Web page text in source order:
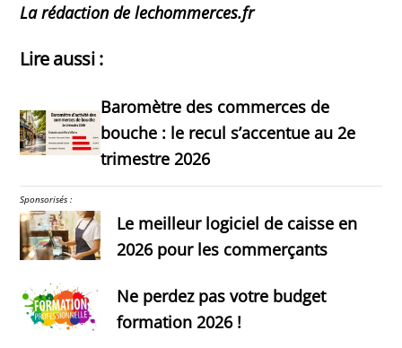
La rédaction de lechommerces.fr
Lire aussi :
Baromètre des commerces de
bouche : le recul s’accentue au 2e
trimestre 2026
Sponsorisés :
Le meilleur logiciel de caisse en
2026 pour les commerçants
Ne perdez pas votre budget
formation 2026 !